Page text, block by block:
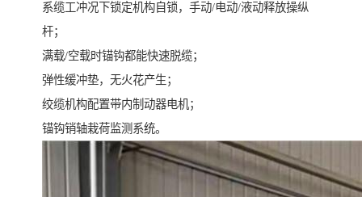
系缆工冲况下锁定机构自锁，手动/电动/液动释放操纵
杆；
满载/空载时锚钩都能快速脱缆；
弹性缓冲垫，无火花产生；
绞缆机构配置带内制动器电机；
锚钩销轴栽荷监测系统。